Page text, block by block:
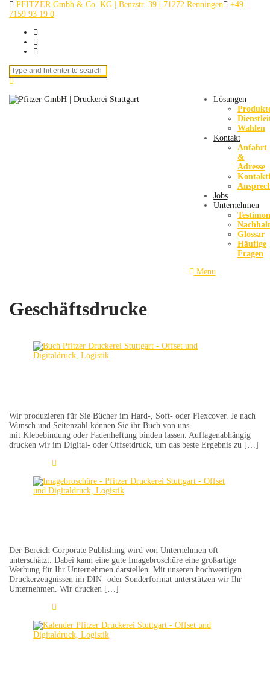
PFITZER Gmbh & Co. KG | Benzstr. 39 | 71272 Renningen
+49
7159 93 19 0
Search for:
Lösungen
Wahlen
Kontakt
Anfahrt
&
Adresse
Jobs
Unternehmen
Glossar
Häufige
Fragen
Menu
Geschäftsdrucke
Wir produzieren für Sie Bücher im Hard-, Soft- oder Flexcover. Je nach
Wunsch und Seitenzahl können Sie ihr Buch von uns
mit Klebebindung oder Fadenheftung binden lassen. Auflagenabhängig
drucken wir im Digital- oder Offsetdruck, um das beste Ergebnis zu […]
Der Bereich Corporate Publishing wird von Unternehmen oft
unterschätzt. Dabei kann eine gute Imagebroschüre eine großartige
Werbung für Ihr Unternehmen darstellen. Mit unseren hochwertigen
Druckerzeugnissen im DIN- oder Sonderformat unterstützen wir Ihr
Unternehmen. Wir drucken […]